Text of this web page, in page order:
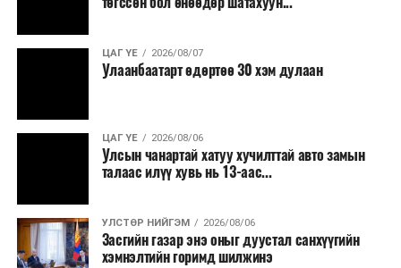
ЦАГ ҮЕ 2026/08/07
Улаанбаатарт өдөртөө 30 хэм дулаан
ЦАГ ҮЕ 2026/08/06
Улсын чанартай хатуу хучилттай авто замын
талаас илүү хувь нь 13-аас...
УЛСТӨР НИЙГЭМ 2026/08/06
Засгийн газар энэ оныг дуустал санхүүгийн
хэмнэлтийн горимд шилжинэ